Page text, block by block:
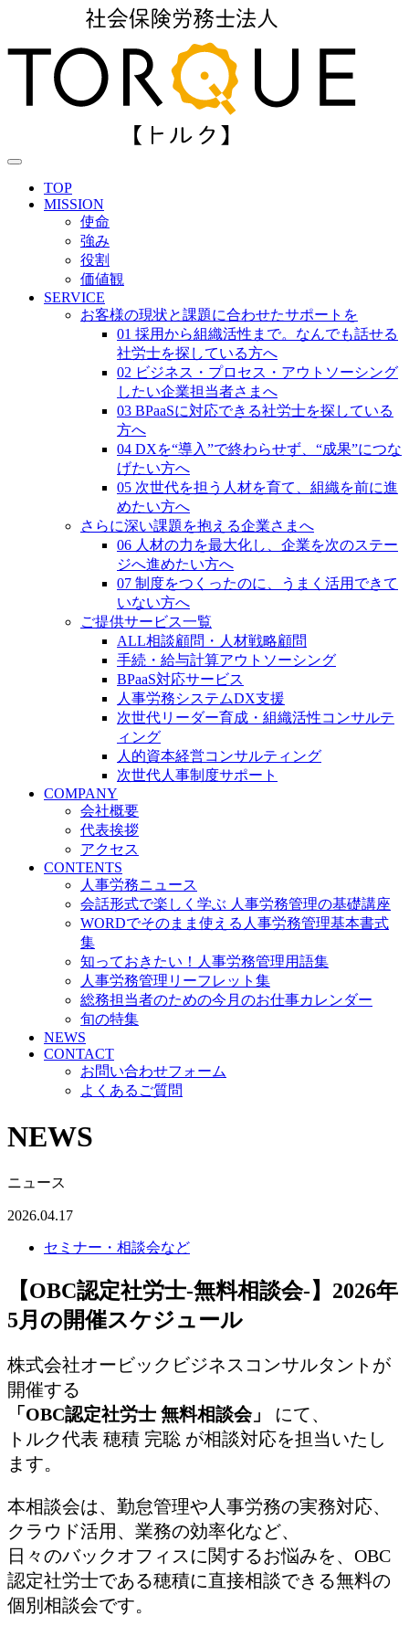
TOP
MISSION
使命
強み
役割
価値観
SERVICE
お客様の現状と課題に合わせたサポートを
01 採用から組織活性まで。なんでも話せる
社労士を探している方へ
02 ビジネス・プロセス・アウトソーシング
したい企業担当者さまへ
03 BPaaSに対応できる社労士を探している
方へ
04 DXを“導入”で終わらせず、“成果”につな
げたい方へ
05 次世代を担う人材を育て、組織を前に進
めたい方へ
さらに深い課題を抱える企業さまへ
06 人材の力を最大化し、企業を次のステー
ジへ進めたい方へ
07 制度をつくったのに、うまく活用できて
いない方へ
ご提供サービス一覧
ALL相談顧問・人材戦略顧問
手続・給与計算アウトソーシング
BPaaS対応サービス
人事労務システムDX支援
次世代リーダー育成・組織活性コンサルテ
ィング
人的資本経営コンサルティング
次世代人事制度サポート
COMPANY
会社概要
代表挨拶
アクセス
CONTENTS
人事労務ニュース
会話形式で楽しく学ぶ 人事労務管理の基礎講座
WORDでそのまま使える人事労務管理基本書式
集
知っておきたい！人事労務管理用語集
人事労務管理リーフレット集
総務担当者のための今月のお仕事カレンダー
旬の特集
NEWS
CONTACT
お問い合わせフォーム
よくあるご質問
NEWS
ニュース
2026.04.17
セミナー・相談会など
【OBC認定社労士-無料相談会-】2026年
5月の開催スケジュール
株式会社オービックビジネスコンサルタントが
開催する
「OBC認定社労士 無料相談会」
にて、
トルク代表 穂積 完聡 が相談対応を担当いたし
ます。
本相談会は、勤怠管理や人事労務の実務対応、
クラウド活用、業務の効率化など、
日々のバックオフィスに関するお悩みを、OBC
認定社労士である穂積に直接相談できる無料の
個別相談会です。